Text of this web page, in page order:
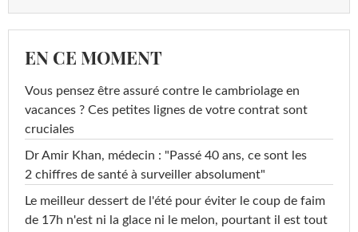
EN CE MOMENT
Vous pensez être assuré contre le cambriolage en
vacances ? Ces petites lignes de votre contrat sont
cruciales
Dr Amir Khan, médecin : "Passé 40 ans, ce sont les
2 chiffres de santé à surveiller absolument"
Le meilleur dessert de l'été pour éviter le coup de faim
de 17h n'est ni la glace ni le melon, pourtant il est tout